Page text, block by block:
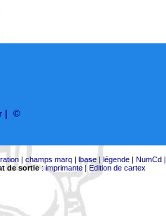
©
| champs marq| lbase| légende| NumCd|
de sortie:imprimante| Edition de cartex